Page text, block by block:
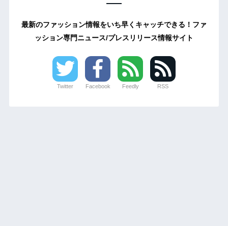
最新のファッション情報をいち早くキャッチできる！ファ
ッション専門ニュース/プレスリリース情報サイト
Twitter Facebook Feedly RSS